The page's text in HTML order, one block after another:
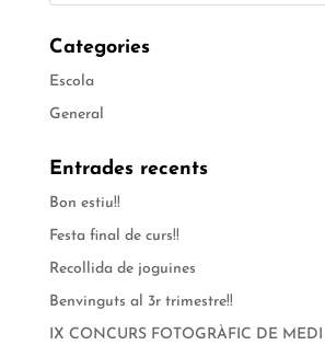
Categories
Escola
General
Entrades recents
Bon estiu!!
Festa final de curs!!
Recollida de joguines
Benvinguts al 3r trimestre!!
IX CONCURS FOTOGRÀFIC DE